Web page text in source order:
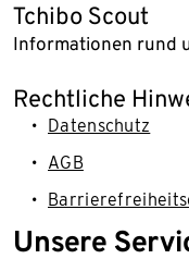
Tchibo Scout
Informationen rund
Rechtliche
Datenschutz
AGB
Unsere